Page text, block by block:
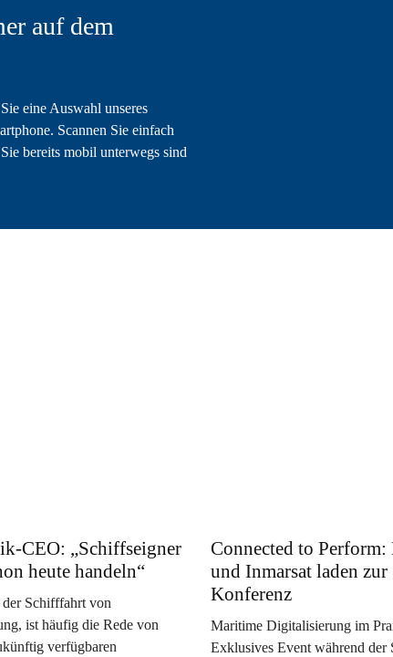
auf dem
eine Auswahl unseres
Scannen Sie einfach
bereits mobil unterwegs sind
CEO: „Schiffseigner
heute handeln“
Schifffahrt von
ist häufig die Rede von
verfügbaren
Connected to
und Inmarsat laden
Konferenz
Maritime Digitalisierung im
Exklusives Event während der